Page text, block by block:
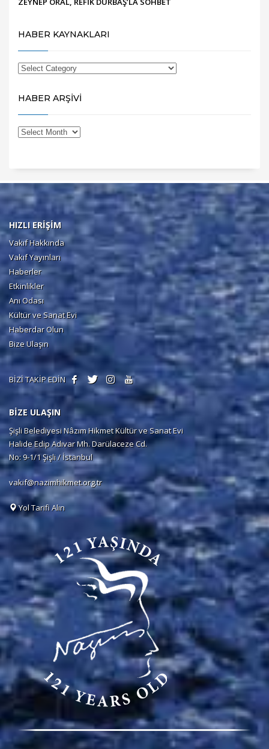
HABER KAYNAKLARI
HABER ARŞİVİ
HIZLI ERİŞİM
Vakıf Hakkında
Vakıf Yayınları
Haberler
Etkinlikler
Anı Odası
Kültür ve Sanat Evi
Haberdar Olun
Bize Ulaşın
BİZİ TAKİP EDİN
BİZE ULAŞIN
Şişli Belediyesi Nâzım Hikmet Kültür ve Sanat Evi
Halide Edip Adıvar Mh. Darülaceze Cd.
No: 9-1/1 Şişli / İstanbul
vakif@nazimhikmet.org.tr
Yol Tarifi Alın